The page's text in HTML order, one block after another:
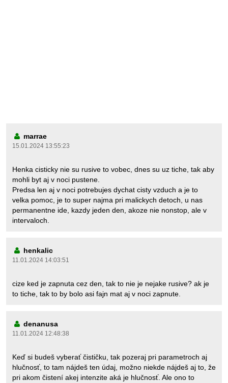
marrae
15.01.2024 13:55:23
Henka cisticky nie su rusive to vobec, dnes su uz tiche, tak aby
mohli byt aj v noci pustene.
Predsa len aj v noci potrebujes dychat cisty vzduch a je to
velka pomoc, je to super najma pri malickych detoch, u nas
permanentne ide, kazdy jeden den, akoze nie nonstop, ale v
intervaloch.
henkalic
11.01.2024 14:03:51
cize ked je zapnuta cez den, tak to nie je nejake rusive? ak je
to tiche, tak to by bolo asi fajn mat aj v noci zapnute.
denanusa
11.01.2024 12:48:38
Keď si budeš vyberať čističku, tak pozeraj pri parametroch aj
hlučnosť, to tam nájdeš ten údaj, možno niekde nájdeš aj to, že
pri akom čistení akej intenzite aká je hlučnosť. Ale ono to